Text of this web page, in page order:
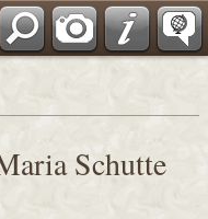
Schutte